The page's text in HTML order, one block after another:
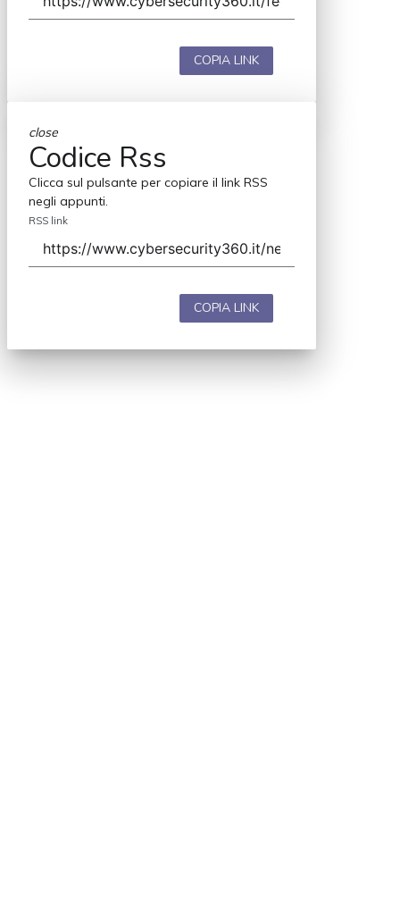
COPIA LINK
close
Codice Rss
Clicca sul pulsante per copiare il link RSS
negli appunti.
RSS link
COPIA LINK